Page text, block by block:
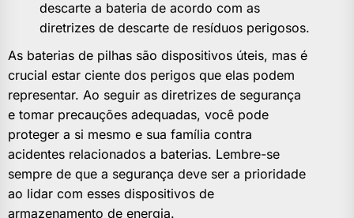
descarte a bateria de acordo com as
diretrizes de descarte de resíduos perigosos.
As baterias de pilhas são dispositivos úteis, mas é
crucial estar ciente dos perigos que elas podem
representar. Ao seguir as diretrizes de segurança
e tomar precauções adequadas, você pode
proteger a si mesmo e sua família contra
acidentes relacionados a baterias. Lembre-se
sempre de que a segurança deve ser a prioridade
ao lidar com esses dispositivos de
armazenamento de energia.